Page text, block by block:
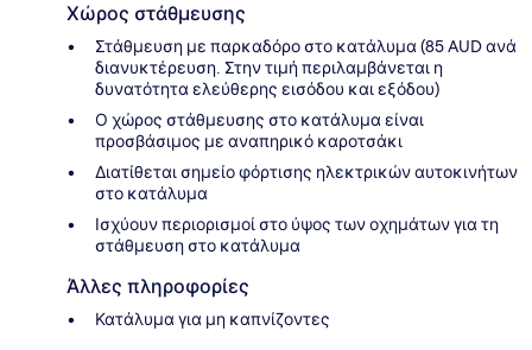
Χώρος στάθμευσης
Στάθμευση με παρκαδόρο στο κατάλυμα (85 AUD ανά
διανυκτέρευση. Στην τιμή περιλαμβάνεται η
δυνατότητα ελεύθερης εισόδου και εξόδου)
Ο χώρος στάθμευσης στο κατάλυμα είναι
προσβάσιμος με αναπηρικό καροτσάκι
Διατίθεται σημείο φόρτισης ηλεκτρικών αυτοκινήτων
στο κατάλυμα
Ισχύουν περιορισμοί στο ύψος των οχημάτων για τη
στάθμευση στο κατάλυμα
Άλλες πληροφορίες
Κατάλυμα για μη καπνίζοντες